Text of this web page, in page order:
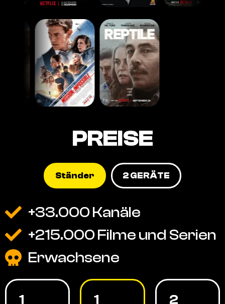
PREISE
Ständer 2 GERÄTE
+33.000 Kanäle
+215.000 Filme und Serien
Erwachsene
1
1
2